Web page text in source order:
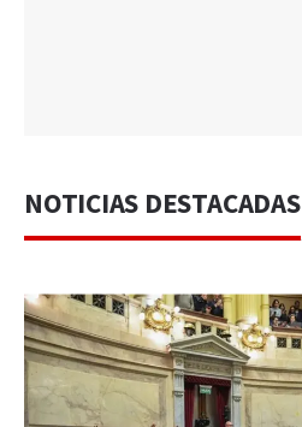
NOTICIAS DESTACADAS